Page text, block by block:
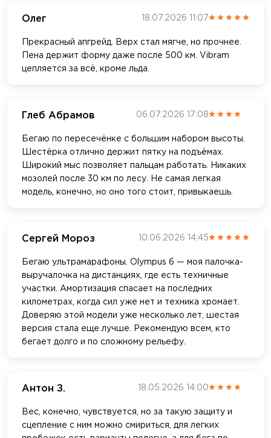
Олег 18.07.2026 11:07
Прекрасный апгрейд. Верх стал мягче, но прочнее.
Пена держит форму даже после 500 км. Vibram
цепляется за всё, кроме льда.
Глеб Абрамов 06.07.2026 17:08
Бегаю по пересечёнке с большим набором высоты.
Шестёрка отлично держит пятку на подъёмах.
Широкий мыс позволяет пальцам работать. Никаких
мозолей после 30 км по лесу. Не самая легкая
модель, конечно, но оно того стоит, привыкаешь.
Сергей Мороз 10.06.2026 14:45
Бегаю ультрамарафоны. Olympus 6 — моя палочка-
выручалочка на дистанциях, где есть техничные
участки. Амортизация спасает на последних
километрах, когда сил уже нет и техника хромает.
Доверяю этой модели уже несколько лет, шестая
версия стала еще лучше. Рекомендую всем, кто
бегает долго и по сложному рельефу.
Антон З. 18.05.2026 14:00
Вес, конечно, чувствуется, но за такую защиту и
сцепление с ним можно смириться, для легких